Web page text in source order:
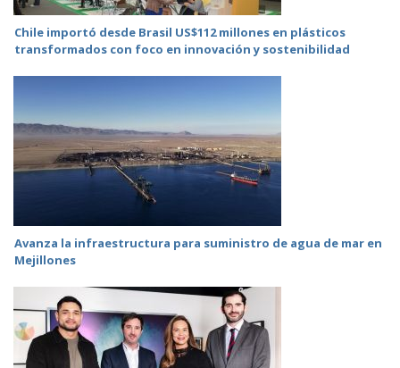
Chile importó desde Brasil US$112 millones en plásticos
transformados con foco en innovación y sostenibilidad
Avanza la infraestructura para suministro de agua de mar en
Mejillones